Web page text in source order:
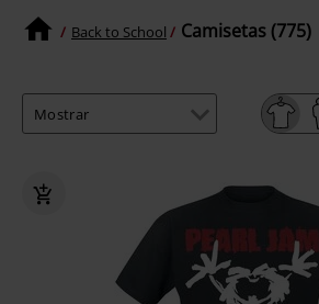
Back to School Camisetas (775)